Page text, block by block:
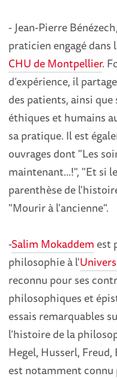
- Jean-Pierre
praticien engagé dans
CHU de Montpellier.
d’expérience, il
des patients, ainsi
éthiques et humains
sa pratique. Il est
ouvrages dont "Les
maintenant...!", "Et si
parenthèse de
"Mourir à l'ancienne".
-Salim Mokaddem est
philosophie à l'
reconnu pour ses
philosophiques et
essais remarquables
l’histoire de la
Hegel, Husserl,
est notamment